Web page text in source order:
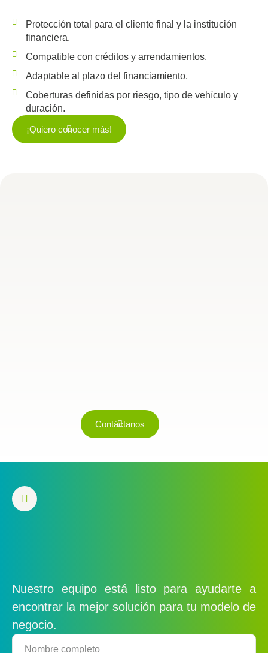
Protección total para el cliente final y la institución
financiera.
Compatible con créditos y arrendamientos.
Adaptable al plazo del financiamiento.
Coberturas definidas por riesgo, tipo de vehículo y
duración.
¡Quiero conocer más!
Contáctanos
Nuestro equipo está listo para ayudarte a
encontrar la mejor solución para tu modelo de
negocio.